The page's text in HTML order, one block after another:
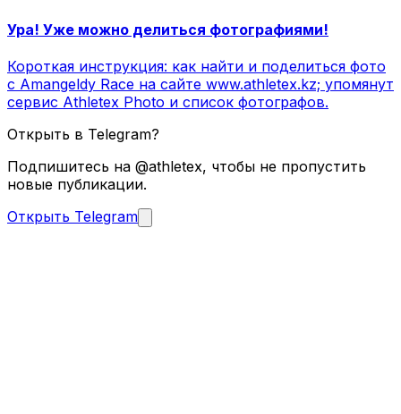
Ура! Уже можно делиться фотографиями!
Короткая инструкция: как найти и поделиться фото
с Amangeldy Race на сайте www.athletex.kz; упомянут
сервис Athletex Photo и список фотографов.
Открыть в Telegram?
Подпишитесь на @athletex, чтобы не пропустить
новые публикации.
Открыть Telegram